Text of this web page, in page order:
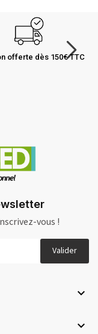
offerte dès 150€ TTC
vous !
Valider

